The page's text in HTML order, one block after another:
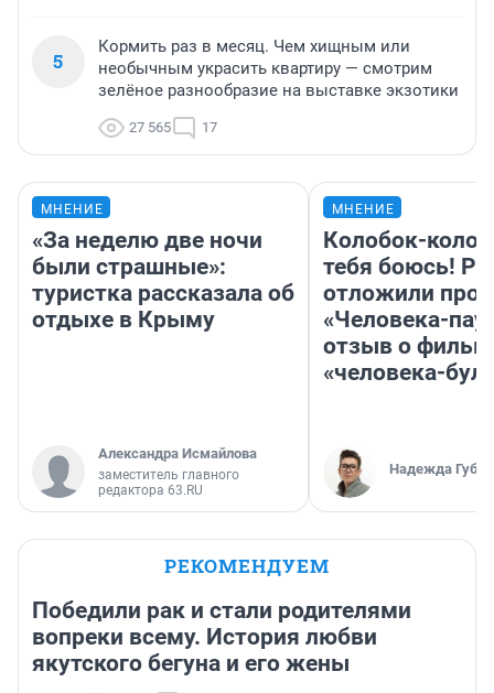
5
Кормить раз в месяц. Чем хищным или
необычным украсить квартиру — смотрим
зелёное разнообразие на выставке экзотики
27 565 17
МНЕНИЕ
«За неделю две ночи
были страшные»:
туристка рассказала об
отдыхе в Крыму
Александра Исмайлова
заместитель главного
редактора 63.RU
МНЕНИЕ
Колобок-
тебя боюсь!
отложили
«Человека-
отзыв о
«человека-
Надежда
РЕКОМЕНДУЕМ
Победили рак и стали родителями
вопреки всему. История любви
якутского бегуна и его жены